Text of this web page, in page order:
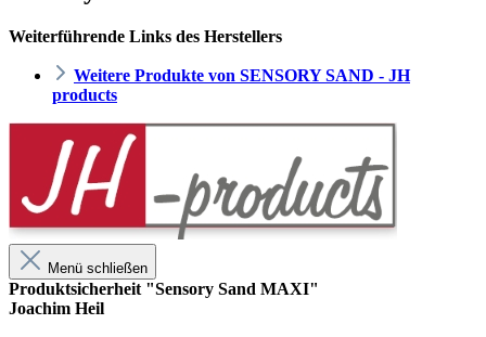
Weiterführende Links des Herstellers
Weitere Produkte von SENSORY SAND - JH
products
Menü schließen
Produktsicherheit "Sensory Sand MAXI"
Joachim Heil